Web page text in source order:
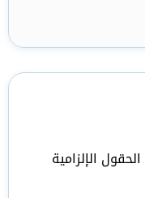
الحقول الإلزامية